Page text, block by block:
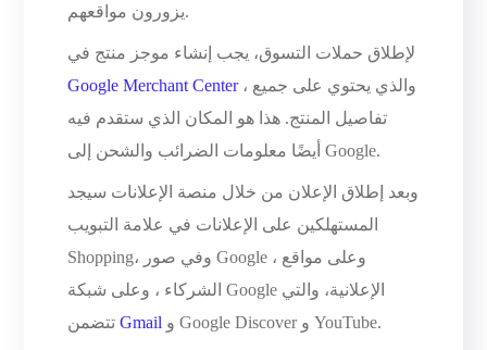
يزورون مواقعهم.
لإطلاق حملات التسوق، يجب إنشاء موجز منتج في
Google Merchant Center، والذي يحتوي على جميع
تفاصيل المنتج. هذا هو المكان الذي ستقدم فيه
أيضًا معلومات الضرائب والشحن إلى Google.
وبعد إطلاق الإعلان من خلال منصة الإعلانات سيجد
المستهلكين على الإعلانات في علامة التبويب
Shopping، وفي صور Google ، وعلى مواقع
الشركاء ، وعلى شبكة Google الإعلانية، والتي
تتضمنGmail و Google Discover و YouTube.